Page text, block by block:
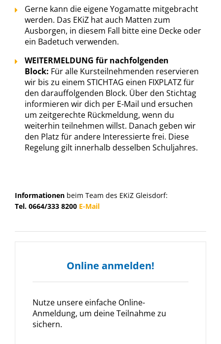
Gerne kann die eigene Yogamatte mitgebracht
werden. Das EKiZ hat auch Matten zum
Ausborgen, in diesem Fall bitte eine Decke oder
ein Badetuch verwenden.
WEITERMELDUNG für nachfolgenden
Block: Für alle Kursteilnehmenden reservieren
wir bis zu einem STICHTAG einen FIXPLATZ für
den darauffolgenden Block. Über den Stichtag
informieren wir dich per E-Mail und ersuchen
um zeitgerechte Rückmeldung, wenn du
weiterhin teilnehmen willst. Danach geben wir
den Platz für andere Interessierte frei. Diese
Regelung gilt innerhalb desselben Schuljahres.
Informationen beim Team des EKiZ Gleisdorf:
Tel. 0664/333 8200 E-Mail
Online anmelden!
Nutze unsere einfache Online-
Anmeldung, um deine Teilnahme zu
sichern.